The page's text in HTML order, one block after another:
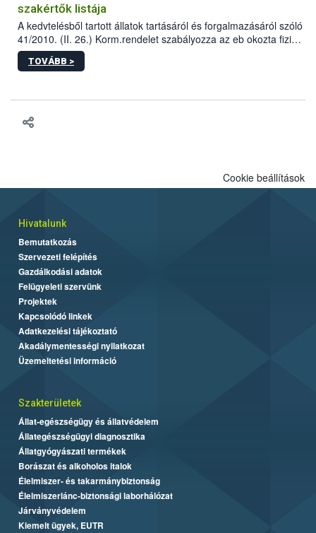
szakértők listája
A kedvtelésből tartott állatok tartásáról és forgalmazásáról szóló
41/2010. (II. 26.) Korm.rendelet szabályozza az eb okozta fizikai
sérülés, illetve ennek veszélye keletkezésekor felmerülő
hatósági feladatokat, valamint a veszélyes eb tartását és annak
TOVÁBB >
Cookie beállítások
Hivatalunk
Bemutatkozás
Szervezeti felépítés
Gazdálkodási adatok
Felügyeleti szervünk
Projektek
Kapcsolódó linkek
Adatkezelési tájékoztató
Akadálymentességi nyilatkozat
Üzemeltetési információ
Szakterületek
Állat-egészségügy és állatvédelem
Állategészségügyi diagnosztika
Állatgyógyászati termékek
Borászat és alkoholos italok
Élelmiszer- és takarmánybiztonság
Élelmiszerlánc-biztonsági laborhálózat
Járványvédelem
Kiemelt ügyek, EUTR